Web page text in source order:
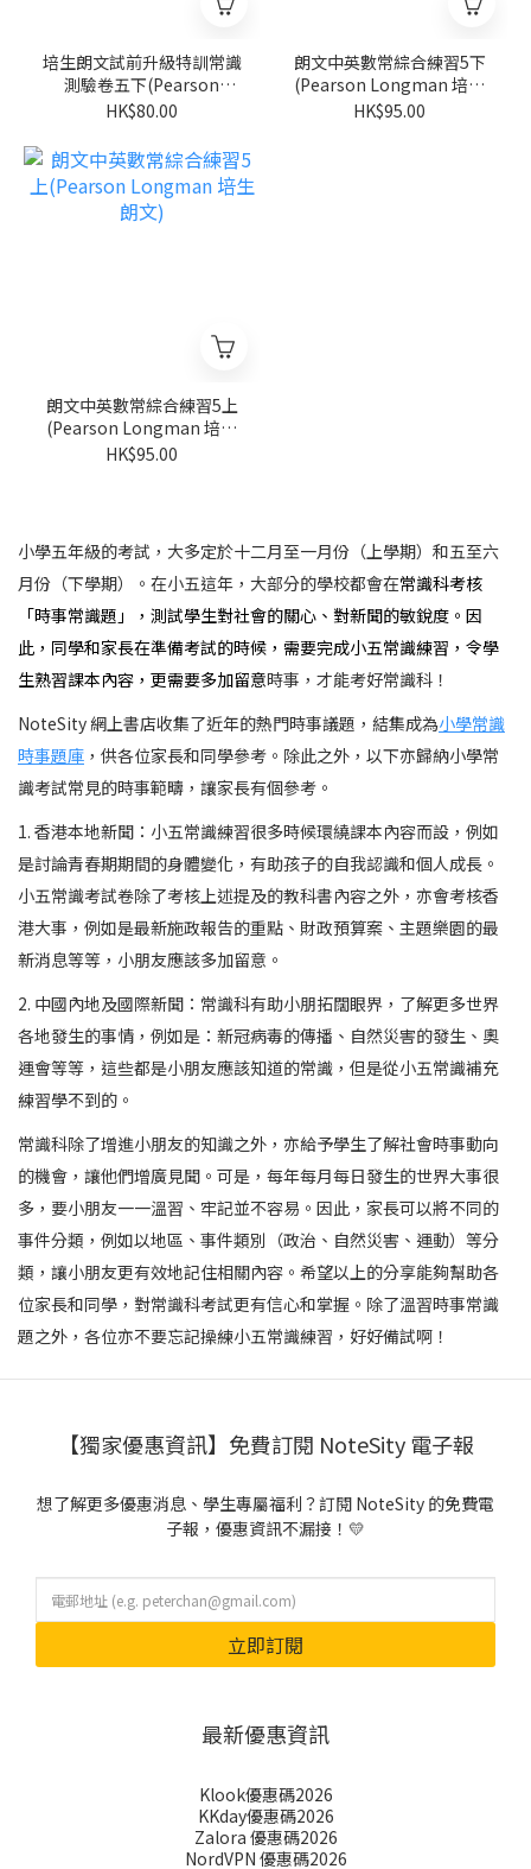
培生朗文試前升級特訓常識
測驗卷五下(Pearson
Longman 培生朗文)
HK$80.00
朗文中英數常綜合練習5下
(Pearson Longman 培生
朗文)
HK$95.00
朗文中英數常綜合練習5上
(Pearson Longman 培生
朗文)
HK$95.00
小學五年級的考試，大多定於十二月至一月份（上學期）和五至六
月份（下學期）。在小五這年，大部分的學校都會在常識科考核
「時事常識題」，測試學生對社會的關心、對新聞的敏銳度。因
此，同學和家長在準備考試的時候，需要完成小五常識練習，令學
生熟習課本內容，更需要多加留意時事，才能考好常識科！
NoteSity 網上書店收集了近年的熱門時事議題，結集成為小學常識
時事題庫 ，供各位家長和同學參考。除此之外，以下亦歸納小學常
識考試常見的時事範疇，讓家長有個參考。
1. 香港本地新聞： 小五常識練習很多時候環繞課本內容而設，例如
是討論青春期期間的身體變化，有助孩子的自我認識和個人成長。
小五常識考試卷除了考核上述提及的教科書內容之外，亦會考核香
港大事，例如是最新施政報告的重點、財政預算案、主題樂園的最
新消息等等，小朋友應該多加留意。
2. 中國內地及國際新聞： 常識科有助小朋拓闊眼界，了解更多世界
各地發生的事情，例如是：新冠病毒的傳播、自然災害的發生、奧
運會等等，這些都是小朋友應該知道的常識，但是從小五常識補充
練習學不到的。
常識科除了增進小朋友的知識之外，亦給予學生了解社會時事動向
的機會，讓他們增廣見聞。可是，每年每月每日發生的世界大事很
多，要小朋友一一溫習、牢記並不容易。因此，家長可以將不同的
事件分類，例如以地區、事件類別（政治、自然災害、運動）等分
類，讓小朋友更有效地記住相關內容。希望以上的分享能夠幫助各
位家長和同學，對常識科考試更有信心和掌握。除了溫習時事常識
題之外，各位亦不要忘記操練小五常識練習，好好備試啊！
【獨家優惠資訊】免費訂閱 NoteSity 電子報
想了解更多優惠消息、學生專屬福利？訂閱 NoteSity 的免費電
子報，優惠資訊不漏接！💛
立即訂閱
最新優惠資訊
Klook優惠碼2026
KKday優惠碼2026
Zalora 優惠碼2026
NordVPN 優惠碼2026